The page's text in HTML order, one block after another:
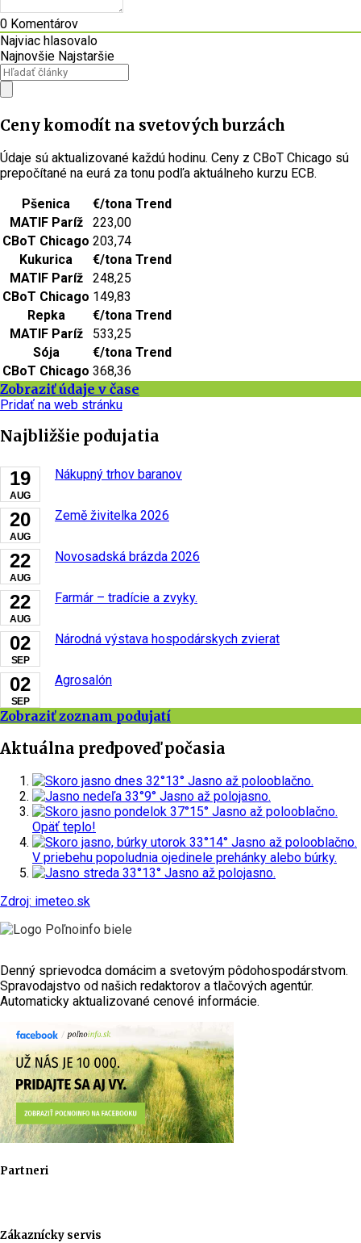
0 Komentárov
Najviac hlasovalo
Najnovšie Najstaršie
Ceny komodít na svetových burzách
Údaje sú aktualizované každú hodinu. Ceny z CBoT Chicago sú
prepočítané na eurá za tonu podľa aktuálneho kurzu ECB.
Pšenica
€/tona Trend
MATIF Paríž
223,00
CBoT Chicago 203,74
Kukurica
€/tona Trend
MATIF Paríž
248,25
CBoT Chicago 149,83
Repka
€/tona Trend
MATIF Paríž
533,25
Sója
€/tona Trend
CBoT Chicago 368,36
Zobraziť údaje v čase
Pridať na web stránku
Najbližšie podujatia
19
AUG
Nákupný trhov baranov
20
AUG
Země živitelka 2026
22
AUG
Novosadská brázda 2026
22
AUG
Farmár – tradície a zvyky.
02
SEP
Národná výstava hospodárskych zvierat
02
SEP
Agrosalón
Zobraziť zoznam podujatí
Aktuálna predpoveď počasia
dnes 32°13° Jasno až polooblačno.
nedeľa 33°9° Jasno až polojasno.
pondelok 37°15° Jasno až polooblačno.
Opäť teplo!
utorok 33°14° Jasno až polooblačno.
V priebehu popoludnia ojedinele prehánky alebo búrky.
streda 33°13° Jasno až polojasno.
Zdroj: imeteo.sk
Denný sprievodca domácim a svetovým pôdohospodárstvom.
Spravodajstvo od našich redaktorov a tlačových agentúr.
Automaticky aktualizované cenové informácie.
Partneri
Zákaznícky servis